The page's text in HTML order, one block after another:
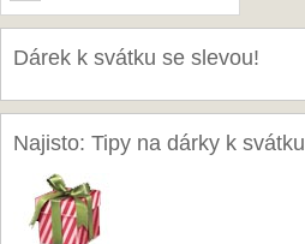
Dárek k svátku se slevou!
Najisto: Tipy na dárky k svátku